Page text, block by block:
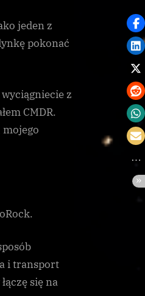
jeden z
pokonać
z
CMDR.
i transport
się na